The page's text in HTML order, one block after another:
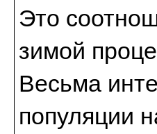
Это
зимой
Весьма
популяции